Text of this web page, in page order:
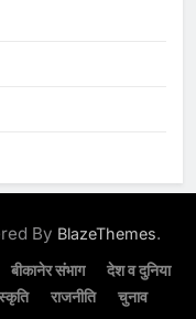
By BlazeThemes.
बीकानेर संभाग
देश व दुनिया
राजनीति चुनाव